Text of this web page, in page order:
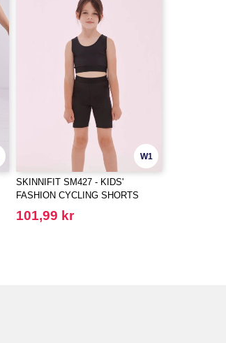
W1
SKINNIFIT SM427 - KIDS'
FASHION CYCLING SHORTS
101,99 kr